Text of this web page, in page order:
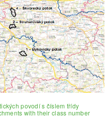
povodí s číslem třídy
with their class number